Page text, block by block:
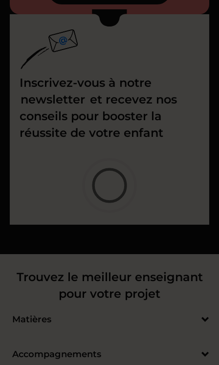
Inscrivez-vous à notre
newsletter et recevez nos
conseils pour booster la
réussite de votre enfant
Trouvez le meilleur enseignant
pour votre projet
Matières
Accompagnements